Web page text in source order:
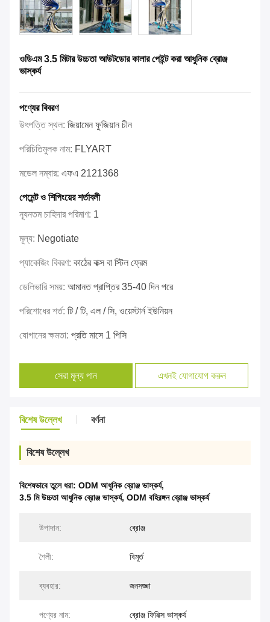
ওডিএম 3.5 মিটার উচ্চতা আউটডোর কালার পেইন্ট করা আধুনিক ব্রোঞ্জ
ভাস্কর্য
পণ্যের বিবরণ
উৎপত্তি স্থল: জিয়ামেন ফুজিয়ান চীন
পরিচিতিমুলক নাম: FLYART
মডেল নম্বার: এফএ 2121368
পেমেন্ট ও শিপিংয়ের শর্তাবলী
ন্যূনতম চাহিদার পরিমাণ: 1
মূল্য: Negotiate
প্যাকেজিং বিবরণ: কাঠের বাক্স বা স্টিল ফ্রেম
ডেলিভারি সময়: আমানত প্রাপ্তির 35-40 দিন পরে
পরিশোধের শর্ত: টি / টি, এল / সি, ওয়েস্টার্ন ইউনিয়ন
যোগানের ক্ষমতা: প্রতি মাসে 1 পিসি
সেরা মূল্য পান এখনই যোগাযোগ করুন
বিশেষ উল্লেখ বর্ণনা
বিশেষ উল্লেখ
বিশেষভাবে তুলে ধরা: ODM আধুনিক ব্রোঞ্জ ভাস্কর্য,
3.5 মি উচ্চতা আধুনিক ব্রোঞ্জ ভাস্কর্য, ODM বহিরঙ্গন ব্রোঞ্জ ভাস্কর্য
উপাদান: ব্রোঞ্জ
শৈলী: বিমূর্ত
ব্যবহার: জনসজ্জা
পণ্যের নাম: ব্রোঞ্জ ফিনিক্স ভাস্কর্য